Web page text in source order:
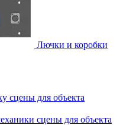
Лючки и коробки
сцены для объекта
сцены для объекта